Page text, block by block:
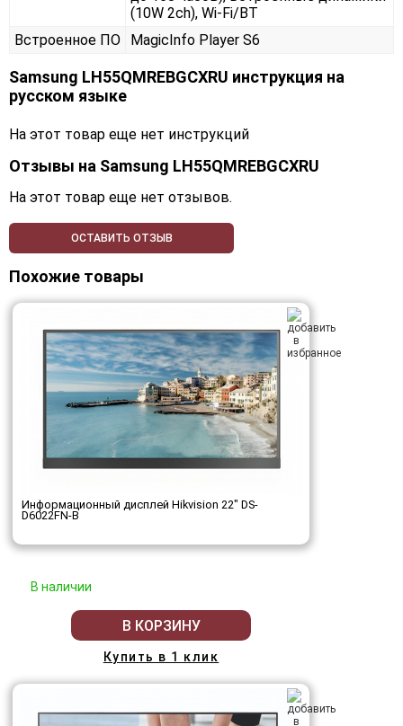
(10W 2ch), Wi-Fi/BT
Встроенное ПО
MagicInfo Player S6
Samsung LH55QMREBGCXRU инструкция на
русском языке
На этот товар еще нет инструкций
Отзывы на Samsung LH55QMREBGCXRU
На этот товар еще нет отзывов.
ОСТАВИТЬ ОТЗЫВ
Похожие товары
Информационный дисплей Hikvision 22" DS-
D6022FN-B
В наличии
В КОРЗИНУ
Купить в 1 клик